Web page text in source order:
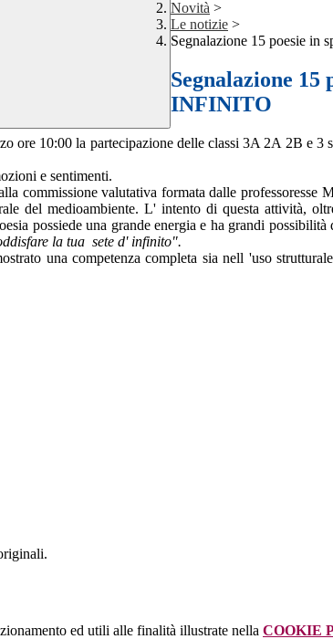
Novità >
Le notizie >
Segnalazione 15 poesie
Segnalazione 15
INFINITO
ore 10:00 la partecipazione delle classi 3A 2A 2B e
e sentimenti.
commissione valutativa formata dalle
del medioambiente. L' intento di questa attività,
possiede una grande energia e ha grandi
la tua sete d' infinito".
una competenza completa sia nell 'uso
ed utili alle finalità illustrate nella COOKIE